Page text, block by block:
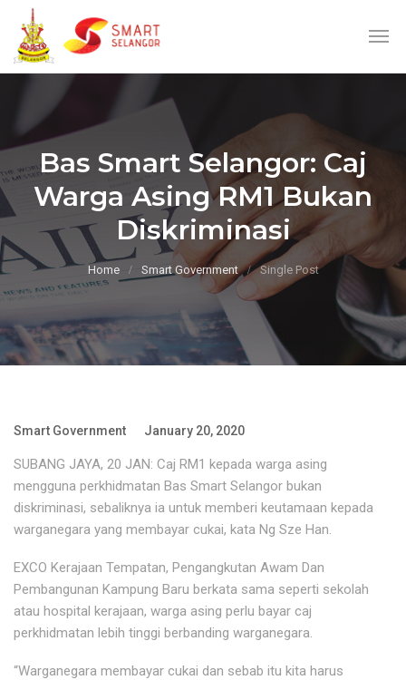
Bas Smart Selangor: Caj
Warga Asing RM1 Bukan
Diskriminasi
Home Smart Government Single Post
Smart Government January 20, 2020
SUBANG JAYA, 20 JAN: Caj RM1 kepada warga asing
mengguna perkhidmatan Bas Smart Selangor bukan
diskriminasi, sebaliknya ia untuk memberi keutamaan kepada
warganegara yang membayar cukai, kata Ng Sze Han.
EXCO Kerajaan Tempatan, Pengangkutan Awam Dan
Pembangunan Kampung Baru berkata sama seperti sekolah
atau hospital kerajaan, warga asing perlu bayar caj
perkhidmatan lebih tinggi berbanding warganegara.
“Warganegara membayar cukai dan sebab itu kita harus